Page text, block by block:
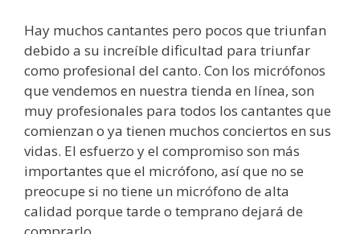
Hay muchos cantantes pero pocos que triunfan
debido a su increíble dificultad para triunfar
como profesional del canto. Con los micrófonos
que vendemos en nuestra tienda en línea, son
muy profesionales para todos los cantantes que
comienzan o ya tienen muchos conciertos en sus
vidas. El esfuerzo y el compromiso son más
importantes que el micrófono, así que no se
preocupe si no tiene un micrófono de alta
calidad porque tarde o temprano dejará de